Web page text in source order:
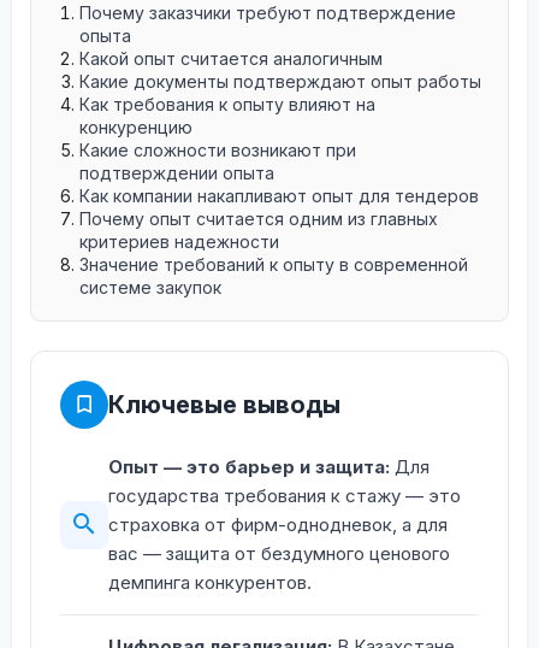
Почему заказчики требуют подтверждение
опыта
Какой опыт считается аналогичным
Какие документы подтверждают опыт работы
Как требования к опыту влияют на
конкуренцию
Какие сложности возникают при
подтверждении опыта
Как компании накапливают опыт для тендеров
Почему опыт считается одним из главных
критериев надежности
Значение требований к опыту в современной
системе закупок
Ключевые выводы
Опыт — это барьер и защита: Для
государства требования к стажу — это
страховка от фирм-однодневок, а для
вас — защита от бездумного ценового
демпинга конкурентов.